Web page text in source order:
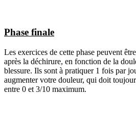
Phase finale
Les exercices de cette phase peuvent
après la déchirure, en fonction de la
blessure. Ils sont à pratiquer 1 fois par
augmenter votre douleur, qui doit
entre 0 et 3/10 maximum.